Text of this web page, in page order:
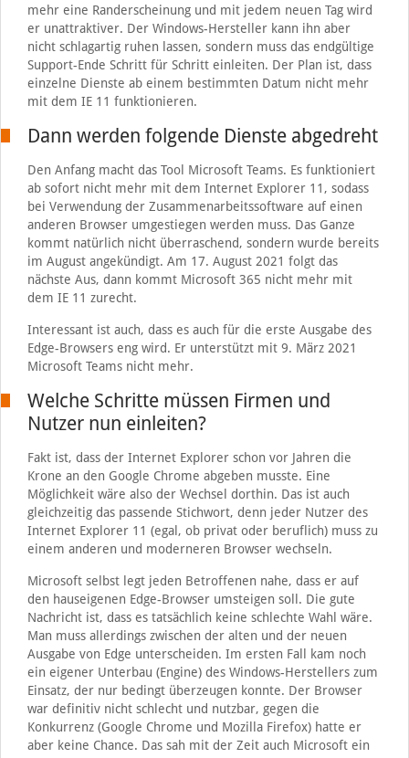
mehr eine Randerscheinung und mit jedem neuen Tag wird
er unattraktiver. Der Windows-Hersteller kann ihn aber
nicht schlagartig ruhen lassen, sondern muss das endgültige
Support-Ende Schritt für Schritt einleiten. Der Plan ist, dass
einzelne Dienste ab einem bestimmten Datum nicht mehr
mit dem IE 11 funktionieren.
Dann werden folgende Dienste abgedreht
Den Anfang macht das Tool Microsoft Teams. Es funktioniert
ab sofort nicht mehr mit dem Internet Explorer 11, sodass
bei Verwendung der Zusammenarbeitssoftware auf einen
anderen Browser umgestiegen werden muss. Das Ganze
kommt natürlich nicht überraschend, sondern wurde bereits
im August angekündigt. Am 17. August 2021 folgt das
nächste Aus, dann kommt Microsoft 365 nicht mehr mit
dem IE 11 zurecht.
Interessant ist auch, dass es auch für die erste Ausgabe des
Edge-Browsers eng wird. Er unterstützt mit 9. März 2021
Microsoft Teams nicht mehr.
Welche Schritte müssen Firmen und
Nutzer nun einleiten?
Fakt ist, dass der Internet Explorer schon vor Jahren die
Krone an den Google Chrome abgeben musste. Eine
Möglichkeit wäre also der Wechsel dorthin. Das ist auch
gleichzeitig das passende Stichwort, denn jeder Nutzer des
Internet Explorer 11 (egal, ob privat oder beruflich) muss zu
einem anderen und moderneren Browser wechseln.
Microsoft selbst legt jeden Betroffenen nahe, dass er auf
den hauseigenen Edge-Browser umsteigen soll. Die gute
Nachricht ist, dass es tatsächlich keine schlechte Wahl wäre.
Man muss allerdings zwischen der alten und der neuen
Ausgabe von Edge unterscheiden. Im ersten Fall kam noch
ein eigener Unterbau (Engine) des Windows-Herstellers zum
Einsatz, der nur bedingt überzeugen konnte. Der Browser
war definitiv nicht schlecht und nutzbar, gegen die
Konkurrenz (Google Chrome und Mozilla Firefox) hatte er
aber keine Chance. Das sah mit der Zeit auch Microsoft ein